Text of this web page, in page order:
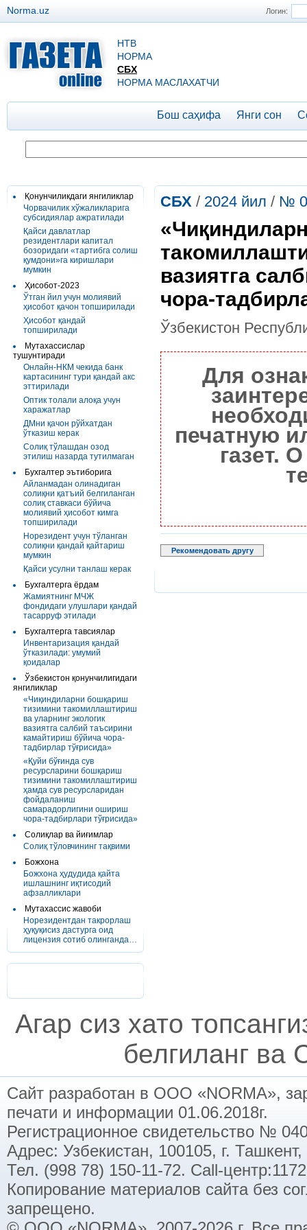
Логин:
Norma.uz
НТВ
НОРМА
СБХ
НОРМА МАСЛАХАТЧИ
Бош саҳифа Янги сон
Қонунчиликдаги янгиликлар
Чорвачилик хўжаликларига
субсидиялар ажратилади
Қайси давлатлар
резидентлари капитал
бозоридаги «тартибга солиш
қумдони»га киришлари
мумкин
Ҳисобот-2023
Ўтган йил учун молиявий
ҳисобот қачон топширилади
Ҳисобот қандай
топширилади
Мутахассислар
тушунтиради
Онлайн-НКМ чекида банк
картасининг тури қандай акс
эттирилади
Оптик толали алоқа учун
харажатлар
ДМни қачон рўйхатдан
ўтказиш керак
Солиқ тўлашдан озод
этилиш назарда тутилмаган
Бухгалтер эътиборига
Айланмадан олинадиган
солиқни қатъий белгиланган
солиқ ставкаси бўйича
молиявий ҳисобот кимга
топширилади
Норезидент учун тўланган
солиқни қандай қайтариш
мумкин
Қайси усулни танлаш керак
Бухгалтерга ёрдам
Жамиятнинг МЧЖ
фондидаги улушлари қандай
тасарруф этилади
Бухгалтерга тавсиялар
Инвентаризация қандай
ўтказилади: умумий
қоидалар
Ўзбекистон қонунчилигидаги
янгиликлар
«Чиқиндиларни бошқариш
тизимини такомиллаштириш
ва уларнинг экологик
вазиятга салбий таъсирини
камайтириш бўйича чора-
тадбирлар тўғрисида»
«Қуйи бўғинда сув
ресурсларини бошқариш
тизимини такомиллаштириш
ҳамда сув ресурсларидан
фойдаланиш
самарадорлигини ошириш
чора-тадбирлари тўғрисида»
Солиқлар ва йиғимлар
Солиқ тўловчининг тақвими
Божхона
Божхона ҳудудида қайта
ишлашнинг иқтисодий
афзалликлари
Мутахассис жавоби
Норезидентдан такрорлаш
ҳуқуқисиз дастурга оид
лицензия сотиб олинганда…
СБХ / 2024 йил / №
вазиятга
чора-
Ўзбекистон
Для
печатную
газет.
Рекомендовать другу
Агар сиз хато
белгиланг ва
Сайт разработан в ООО «NORMA»,
печати и информации 01.06.2018г.
Регистрационное свидетельство №
Адрес: Узбекистан, 100105, г.
Тел. (998 78) 150-11-72. Call-
Копирование материалов сайта без
запрещено.